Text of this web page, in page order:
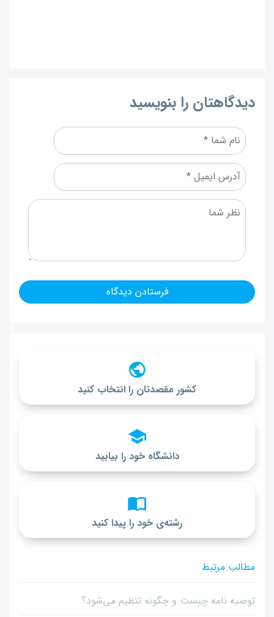
دیدگاهتان را بنویسید
کشور مقصدتان را انتخاب کنید
دانشگاه خود را بیابید
رشته‌ی خود را پیدا کنید
مطالب مرتبط
توصیه نامه چیست و چگونه تنظیم می‌شود؟